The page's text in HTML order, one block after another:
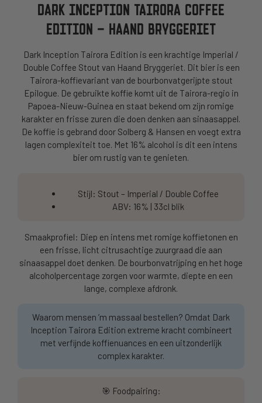
DARK INCEPTION TAIRORA COFFEE
EDITION – HAAND BRYGGERIET
Dark Inception Tairora Edition is een krachtige Imperial /
Double Coffee Stout van Haand Bryggeriet. Dit bier is een
Tairora-koffievariant van de bourbonvatgerijpte stout
Epilogue. De gebruikte koffie komt uit de Tairora-regio in
Papoea-Nieuw-Guinea en staat bekend om zijn romige
karakter en frisse zuren die doen denken aan sinaasappel.
De koffie is gebrand door Solberg & Hansen en voegt extra
lagen complexiteit toe. Met 16% alcohol is dit een intens
bier om rustig van te genieten.
Stijl: Stout – Imperial / Double Coffee
ABV: 16% | 33cl blik
Smaakprofiel: Diep en intens met romige koffietonen en
een frisse, licht citrusachtige zuurgraad die aan
sinaasappel doet denken. De bourbonvatrijping en het hoge
alcoholpercentage zorgen voor warmte, diepte en een
lange, complexe afdronk.
Waarom mensen ’m massaal bestellen? Omdat Dark
Inception Tairora Edition extreme kracht combineert
met verfijnde koffienuances en een uitzonderlijk
complex karakter.
🎯 Foodpairing: